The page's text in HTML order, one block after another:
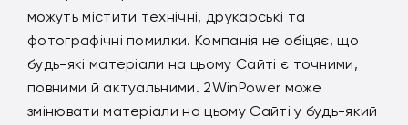
можуть містити технічні, друкарські та
фотографічні помилки. Компанія не обіцяє, що
будь-які матеріали на цьому Сайті є точними,
повними й актуальними. 2WinPower може
змінювати матеріали на цьому Сайті у будь-який